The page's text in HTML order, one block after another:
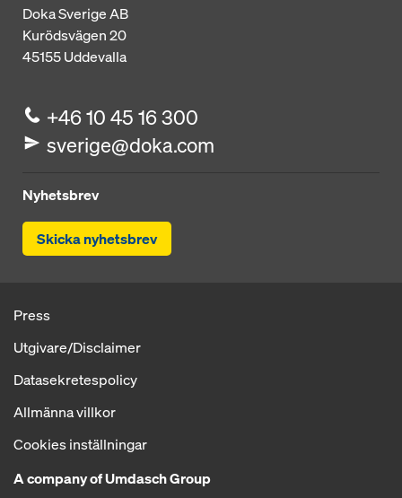
Doka Sverige AB
Kurödsvägen 20
45155Uddevalla
+46 10 45 16 300
sverige@doka.com
Nyhetsbrev
Skicka nyhetsbrev
Press
Utgivare/Disclaimer
Datasekretespolicy
Allmänna villkor
Cookies inställningar
A company of Umdasch Group